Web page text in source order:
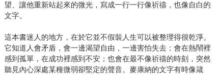
望、讓他重新站起來的微光，寫成一行一行像祈禱，也像自白的
文字。
這本書迷人的地方，在於它並不假裝人生可以被整理得很乾淨。
它知道人會矛盾，會一邊渴望自由，一邊害怕失去；會在熱鬧裡
感到孤單，在成功裡感到不安；也會在最不像祈禱的時刻，突然
聽見內心深處某種微弱卻堅定的聲音。麥康納的文字有時像箴